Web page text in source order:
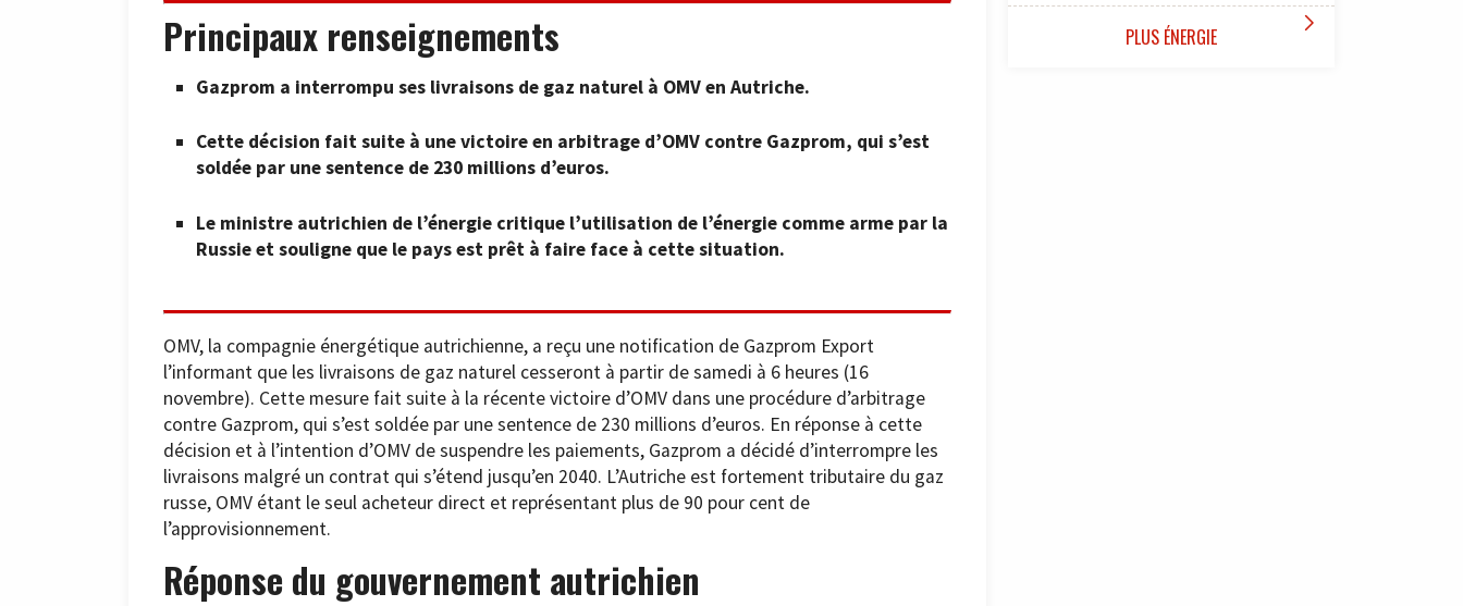
Principaux renseignements
Gazprom a interrompu ses livraisons de gaz naturel à OMV en Autriche.
Cette décision fait suite à une victoire en arbitrage d’OMV contre Gazprom, qui s’est
soldée par une sentence de 230 millions d’euros.
Le ministre autrichien de l’énergie critique l’utilisation de l’énergie comme arme par la
Russie et souligne que le pays est prêt à faire face à cette situation.
OMV, la compagnie énergétique autrichienne, a reçu une notification de Gazprom Export
l’informant que les livraisons de gaz naturel cesseront à partir de samedi à 6 heures (16
novembre). Cette mesure fait suite à la récente victoire d’OMV dans une procédure d’arbitrage
contre Gazprom, qui s’est soldée par une sentence de 230 millions d’euros. En réponse à cette
décision et à l’intention d’OMV de suspendre les paiements, Gazprom a décidé d’interrompre les
livraisons malgré un contrat qui s’étend jusqu’en 2040. L’Autriche est fortement tributaire du gaz
russe, OMV étant le seul acheteur direct et représentant plus de 90 pour cent de
l’approvisionnement.
Réponse du gouvernement autrichien
PLUS ÉNERGIE 